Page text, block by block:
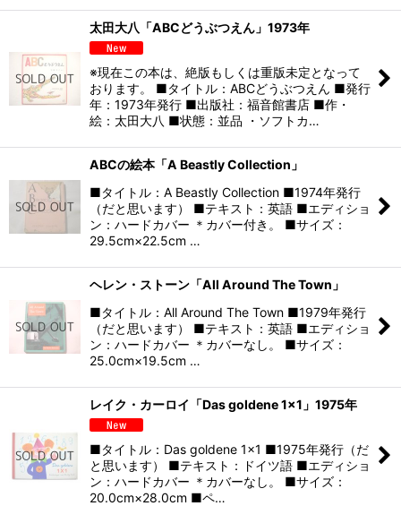
太田大八「ABCどうぶつえん」1973年
※現在この本は、絶版もしくは重版未定となって
おります。 ■タイトル：ABCどうぶつえん ■発行
年：1973年発行 ■出版社：福音館書店 ■作・
絵：太田大八 ■状態：並品 ・ソフトカ…
ABCの絵本「A Beastly Collection」
■タイトル：A Beastly Collection ■1974年発行
（だと思います） ■テキスト：英語 ■エディショ
ン：ハードカバー ＊カバー付き。 ■サイズ：
29.5cm×22.5cm …
ヘレン・ストーン「All Around The Town」
■タイトル：All Around The Town ■1979年発行
（だと思います） ■テキスト：英語 ■エディショ
ン：ハードカバー ＊カバーなし。 ■サイズ：
25.0cm×19.5cm …
レイク・カーロイ「Das goldene 1x1」1975年
■タイトル：Das goldene 1x1 ■1975年発行（だ
と思います） ■テキスト：ドイツ語 ■エディショ
ン：ハードカバー ＊カバーなし。 ■サイズ：
20.0cm×28.0cm ■ペ…